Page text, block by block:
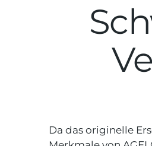
Da das originelle